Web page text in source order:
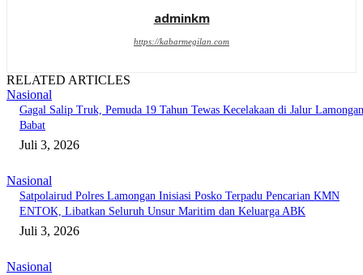
adminkm
https://kabarmegilan.com
RELATED ARTICLES
Nasional
Gagal Salip Truk, Pemuda 19 Tahun Tewas Kecelakaan di Jalur
Babat
Juli 3, 2026
Nasional
Satpolairud Polres Lamongan Inisiasi Posko Terpadu Pencarian KMN
ENTOK, Libatkan Seluruh Unsur Maritim dan Keluarga ABK
Juli 3, 2026
Nasional